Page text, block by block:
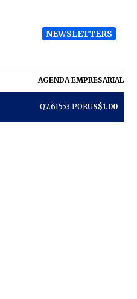
NEWSLETTERS
AGENDA EMPRESARIAL
Q7.61553 PORUS$1.00